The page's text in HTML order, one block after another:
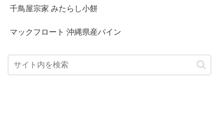
千鳥屋宗家 みたらし小餅
マックフロート 沖縄県産パイン